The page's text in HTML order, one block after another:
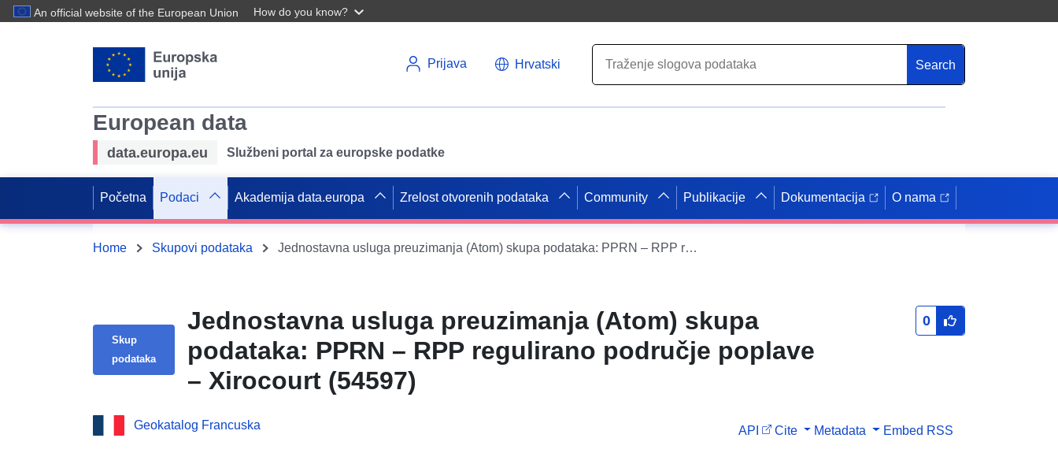
An official website of the European Union How do you know?
Prijava Hrvatski Search
European data
data.europa.eu Službeni portal za europske podatke
Početna Podaci Akademija data.europa Zrelost otvorenih podataka Community Publikacije Dokumentacija O nama
Home Skupovi podataka Jednostavna usluga preuzimanja (Atom) skupa podataka: PPRN – RPP regulirano područje poplave – Xirocourt (54597)
Skup
podataka
Jednostavna usluga preuzimanja (Atom) skupa
podataka: PPRN – RPP regulirano područje poplave
– Xirocourt (54597)
0
Geokatalog Francuska API Cite Metadata Embed RSS